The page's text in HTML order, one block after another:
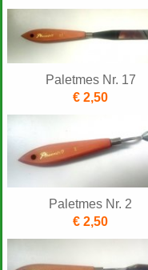
Paletmes Nr. 17
€ 2,50
Paletmes Nr. 2
€ 2,50